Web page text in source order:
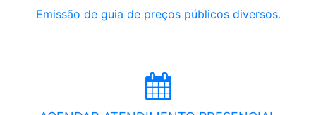
Emissão de guia de preços públicos diversos.